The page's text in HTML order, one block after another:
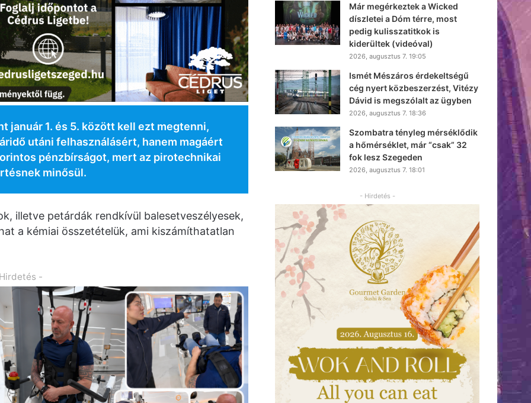
január 1. és 5. között kell ezt megtenni,
utáni felhasználásért, hanem magáért
pénzbírságot, mert az pirotechnikai
minősül.
illetve petárdák rendkívül balesetveszélyesek,
a kémiai összetételük, ami kiszámíthatatlan
-
Már megérkeztek a Wicked
díszletei a Dóm térre, most
pedig kulisszatitkok is
kiderültek (videóval)
2026, augusztus 7. 19:05
Ismét Mészáros érdekeltségű
cég nyert közbeszerzést, Vitézy
Dávid is megszólalt az ügyben
2026, augusztus 7. 18:36
Szombatra tényleg mérséklődik
a hőmérséklet, már “csak” 32
fok lesz Szegeden
2026, augusztus 7. 18:01
- Hirdetés -